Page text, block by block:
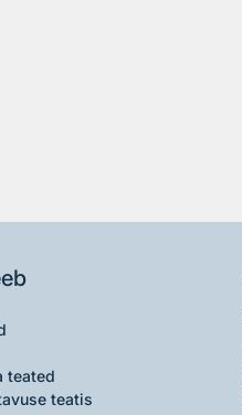
teated
teatis